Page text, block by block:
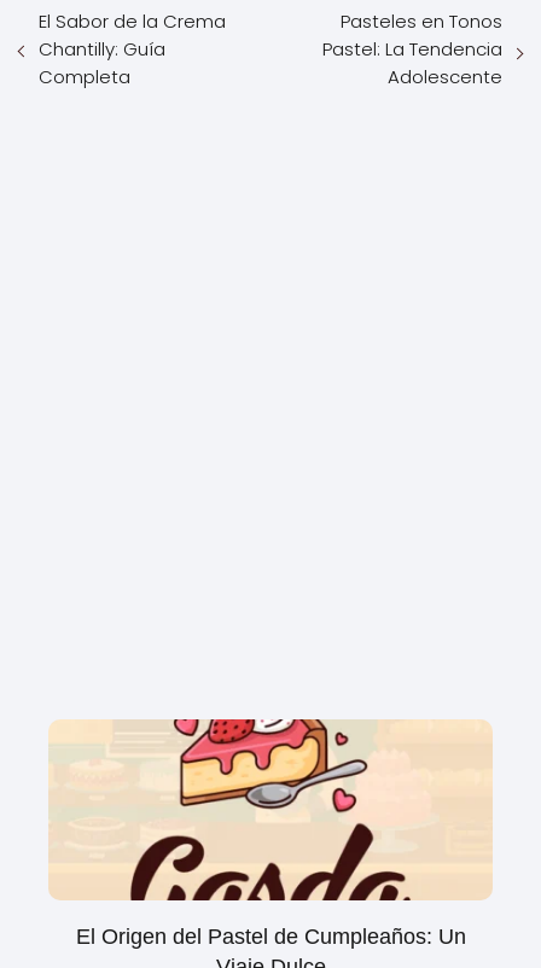
El Sabor de la Crema
Chantilly: Guía
Completa
Pasteles en Tonos
Pastel: La Tendencia
Adolescente
El Origen del Pastel de Cumpleaños: Un